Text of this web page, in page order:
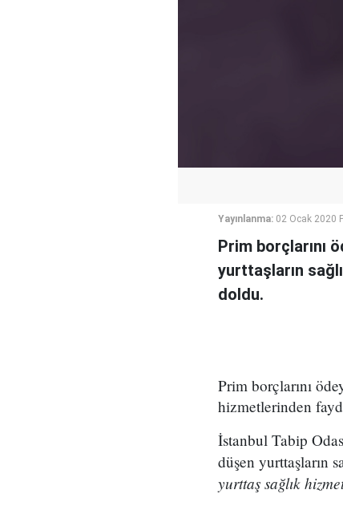
Yayınlanma: 02 Ocak 2020
Prim borçlarını
yurttaşların
doldu.
Prim borçlarını
hizmetlerinden
İstanbul Tabip
düşen yurttaşların
yurttaş sağlık